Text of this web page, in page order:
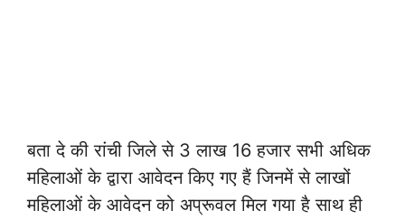
बता दे की रांची जिले से 3 लाख 16 हजार सभी अधिक
महिलाओं के द्वारा आवेदन किए गए हैं जिनमें से लाखों
महिलाओं के आवेदन को अप्रूवल मिल गया है साथ ही